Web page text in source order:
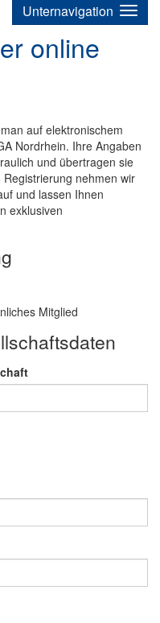
Unternavigation
online
auf elektronischem
Nordrhein. Ihre Angaben
und übertragen sie
nehmen wir
und lassen Ihnen
exklusiven
Mitglied